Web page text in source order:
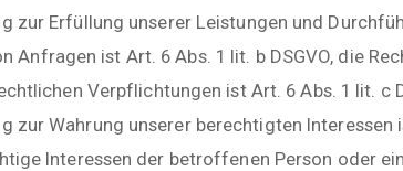
zur Erfüllung unserer Leistungen und
Anfragen ist Art. 6 Abs. 1 lit. b DSGVO, die
Verpflichtungen ist Art. 6 Abs. 1 lit. c
zur Wahrung unserer berechtigten Interessen
Interessen der betroffenen Person oder